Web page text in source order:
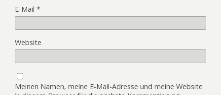
E-Mail *
Website
Meinen Namen, meine E-Mail-Adresse und meine Website